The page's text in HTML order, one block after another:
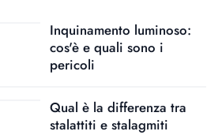
Inquinamento luminoso:
cos'è e quali sono i
pericoli
Qual è la differenza tra
stalattiti e stalagmiti